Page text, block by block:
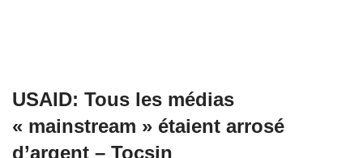
USAID: Tous les médias
« mainstream » étaient arrosé
d’argent – Tocsin